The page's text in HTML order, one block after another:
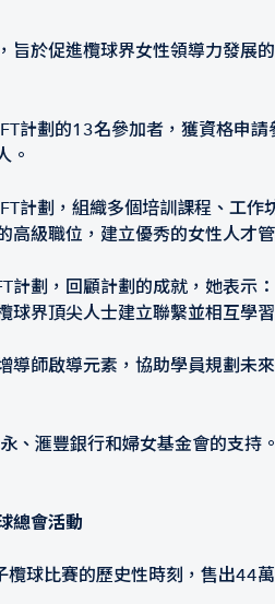
於促進欖球界女性領導力發展
劃的13名參加者，獲資格申
。
計劃，組織多個培訓課程、工
級職位，建立優秀的女性人才管
計劃，回顧計劃的成就，她表示
界頂尖人士建立聯繫並相互學
師啟導元素，協助學員規劃
、滙豐銀行和婦女基金會的支持。
總會活動
球比賽的歷史性時刻，售出